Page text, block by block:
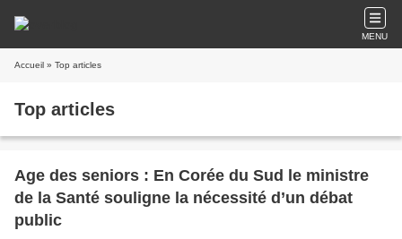
MENU
Accueil » Top articles
Top articles
Age des seniors : En Corée du Sud le ministre
de la Santé souligne la nécessité d’un débat
public